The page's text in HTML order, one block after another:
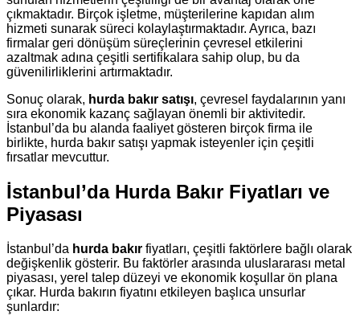
çıkmaktadır. Birçok işletme, müşterilerine kapıdan alım
hizmeti sunarak süreci kolaylaştırmaktadır. Ayrıca, bazı
firmalar geri dönüşüm süreçlerinin çevresel etkilerini
azaltmak adına çeşitli sertifikalara sahip olup, bu da
güvenilirliklerini artırmaktadır.
Sonuç olarak, hurda bakır satışı, çevresel faydalarının yanı
sıra ekonomik kazanç sağlayan önemli bir aktivitedir.
İstanbul’da bu alanda faaliyet gösteren birçok firma ile
birlikte, hurda bakır satışı yapmak isteyenler için çeşitli
fırsatlar mevcuttur.
İstanbul’da Hurda Bakır Fiyatları ve
Piyasası
İstanbul’da hurda bakır fiyatları, çeşitli faktörlere bağlı olarak
değişkenlik gösterir. Bu faktörler arasında uluslararası metal
piyasası, yerel talep düzeyi ve ekonomik koşullar ön plana
çıkar. Hurda bakırın fiyatını etkileyen başlıca unsurlar
şunlardır: